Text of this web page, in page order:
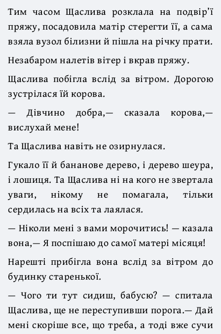
Тим часом Щаслива розклала на подвір’ї
пряжу, посадовила матір стерегти її, а сама
взяла вузол білизни й пішла на річку прати.
Незабаром налетів вітер і вкрав пряжу.
Щаслива побігла вслід за вітром. Дорогою
зустрілася їй корова.
— Дівчино добра,— сказала корова,—
вислухай мене!
Та Щаслива навіть не озирнулася.
Гукало її й бананове дерево, і дерево шеура,
і лошиця. Та Щаслива ні на кого не звертала
уваги, нікому не помагала, тільки
сердилась на всіх та лаялася.
— Ніколи мені з вами морочитись! — казала
вона,— Я поспішаю до самої матері місяця!
Нарешті прибігла вона вслід за вітром до
будинку старенької.
— Чого ти тут сидиш, бабусю? — спитала
Щаслива, ще не переступивши порога.— Дай
мені скоріше все, що треба, а тоді вже сучи